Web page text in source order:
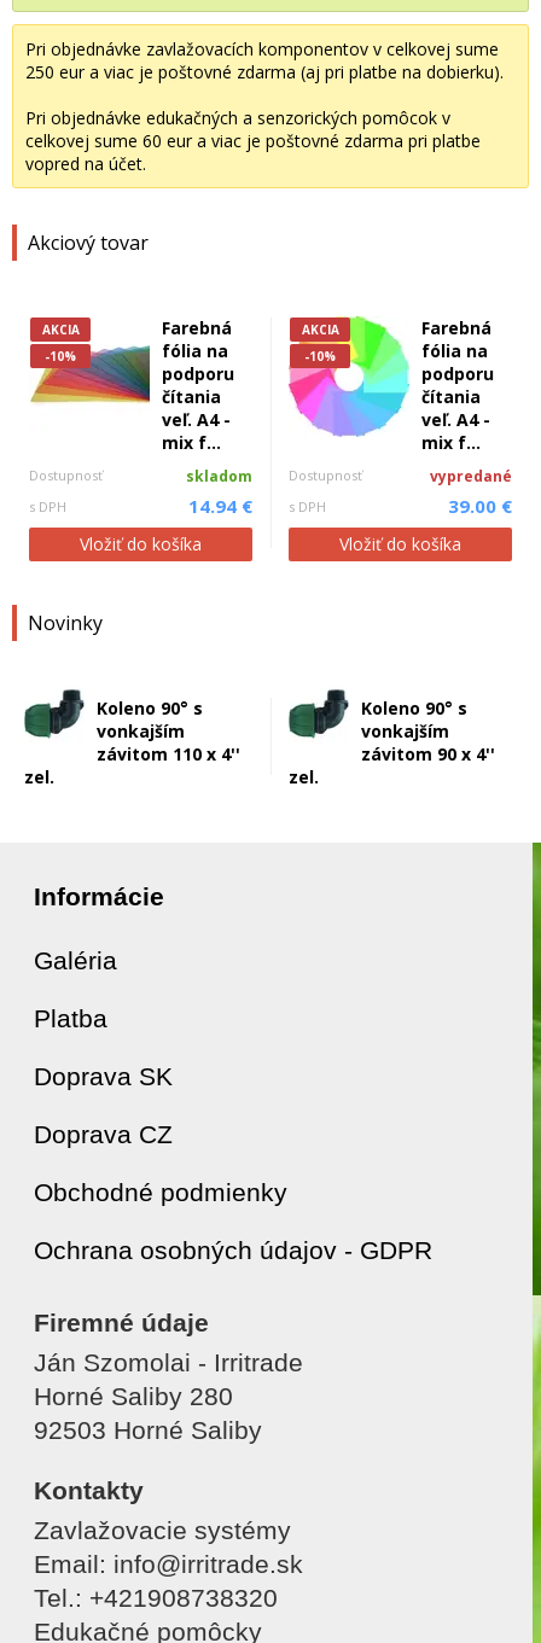
Pri objednávke zavlažovacích komponentov v celkovej sume
250 eur a viac je poštovné zdarma (aj pri platbe na dobierku).
Pri objednávke edukačných a senzorických pomôcok v
celkovej sume 60 eur a viac je poštovné zdarma pri platbe
vopred na účet.
Akciový tovar
AKCIA
-10%
Farebná
fólia na
podporu
čítania
veľ. A4 -
mix f...
Dostupnosť skladom
s DPH 14.94 €
Vložiť do košíka
AKCIA
-10%
Farebná
fólia na
podporu
čítania
veľ. A4 -
mix f...
Dostupnosť vypredané
s DPH 39.00 €
Vložiť do košíka
Novinky
Koleno 90° s
vonkajším
závitom 110 x 4''
zel.
Koleno 90° s
vonkajším
závitom 90 x 4''
zel.
Informácie
Galéria
Platba
Doprava SK
Doprava CZ
Obchodné podmienky
Ochrana osobných údajov - GDPR
Firemné údaje
Ján Szomolai - Irritrade
Horné Saliby 280
92503 Horné Saliby
Kontakty
Zavlažovacie systémy
Email: info@irritrade.sk
Tel.: +421908738320
Edukačné pomôcky